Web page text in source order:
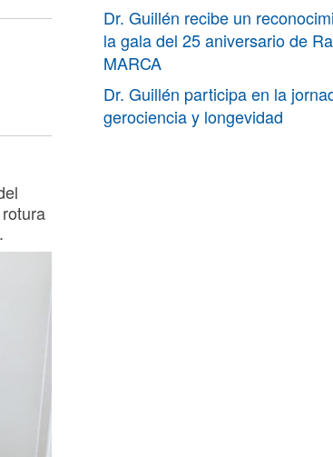
Dr. Guillén recibe un
la gala del 25 aniversario de
MARCA
Dr. Guillén participa en la
gerociencia y longevidad